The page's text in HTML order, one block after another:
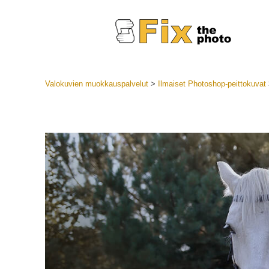
Parhaan
Valokuvien muokkauspalvelut> Ilmaiset Photoshop-peittokuvat